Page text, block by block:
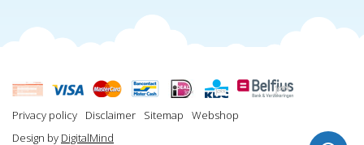
Privacy policy Disclaimer Sitemap
Webshop
Design by DigitalMind